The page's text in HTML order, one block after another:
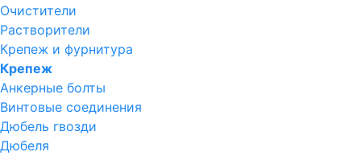
Очистители
Растворители
Крепеж и фурнитура
Крепеж
Анкерные болты
Винтовые соединения
Дюбель гвозди
Дюбеля